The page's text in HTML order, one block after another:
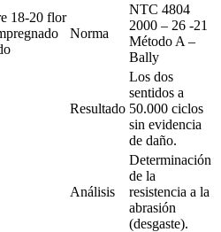
18-20 flor
Norma
NTC 4804
2000 – 26 -21
Método A –
Bally
Resultado
Los dos
sentidos a
50.000 ciclos
sin evidencia
de daño.
Análisis
Determinación
de la
resistencia a la
abrasión
(desgaste).